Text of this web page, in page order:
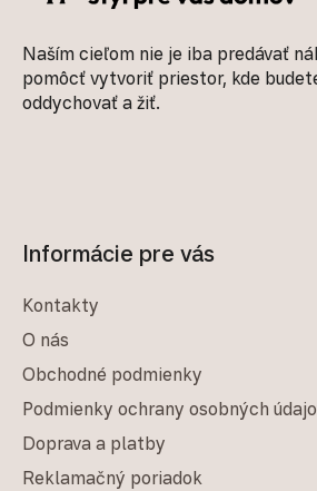
Naším cieľom nie je iba predávať
pomôcť vytvoriť priestor, kde
oddychovať a žiť.
Informácie pre vás
Kontakty
O nás
Obchodné podmienky
Podmienky ochrany osobných
Doprava a platby
Reklamačný poriadok